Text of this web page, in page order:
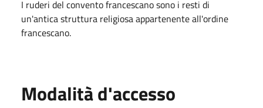
I ruderi del convento francescano sono i resti di
un'antica struttura religiosa appartenente all'ordine
francescano.
Modalità d'accesso